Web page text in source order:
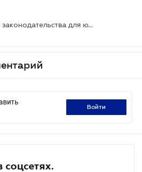
Новации налогового законодательства для юридических лиц на едином налоге
войти
соцсетях.